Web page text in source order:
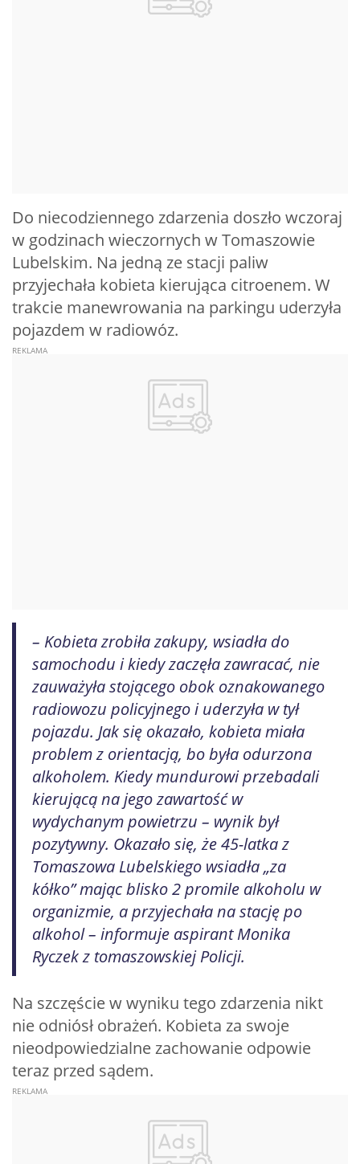
Do niecodziennego zdarzenia doszło wczoraj
w godzinach wieczornych w Tomaszowie
Lubelskim. Na jedną ze stacji paliw
przyjechała kobieta kierująca citroenem. W
trakcie manewrowania na parkingu uderzyła
pojazdem w radiowóz.
– Kobieta zrobiła zakupy, wsiadła do
samochodu i kiedy zaczęła zawracać, nie
zauważyła stojącego obok oznakowanego
radiowozu policyjnego i uderzyła w tył
pojazdu. Jak się okazało, kobieta miała
problem z orientacją, bo była odurzona
alkoholem. Kiedy mundurowi przebadali
kierującą na jego zawartość w
wydychanym powietrzu – wynik był
pozytywny. Okazało się, że 45-latka z
Tomaszowa Lubelskiego wsiadła „za
kółko” mając blisko 2 promile alkoholu w
organizmie, a przyjechała na stację po
alkohol – informuje aspirant Monika
Ryczek z tomaszowskiej Policji.
Na szczęście w wyniku tego zdarzenia nikt
nie odniósł obrażeń. Kobieta za swoje
nieodpowiedzialne zachowanie odpowie
teraz przed sądem.